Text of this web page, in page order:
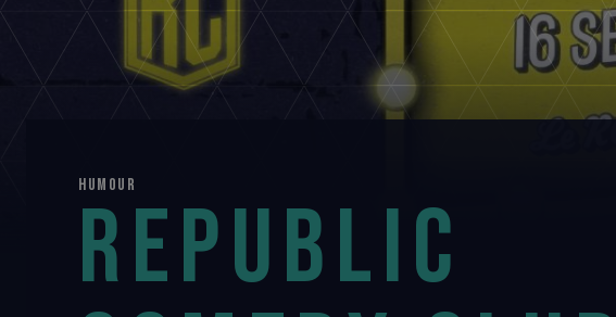
HUMOUR
REPUBLIC